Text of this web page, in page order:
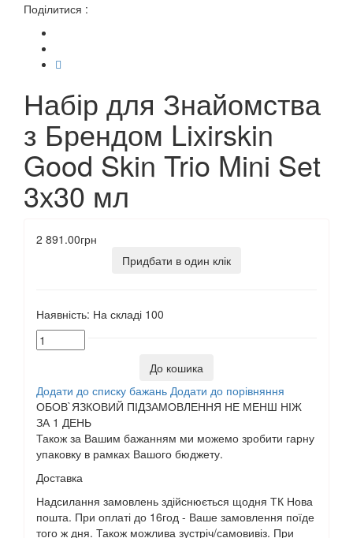
Поділитися :
Набір для Знайомства
з Брендом Lixirskin
Good Skin Trio Mini Set
3х30 мл
2 891.00грн
Придбати в один клік
Наявність: На складі 100
До кошика
Додати до списку бажань Додати до порівняння
ОБОВ`ЯЗКОВИЙ ПІДЗАМОВЛЕННЯ НЕ МЕНШ НІЖ
ЗА 1 ДЕНЬ
Також за Вашим бажанням ми можемо зробити гарну
упаковку в рамках Вашого бюджету.
Доставка
Надсилання замовлень здійснюється щодня ТК Нова
пошта. При оплаті до 16год - Ваше замовлення поїде
того ж дня. Також можлива зустріч/самовивіз. При